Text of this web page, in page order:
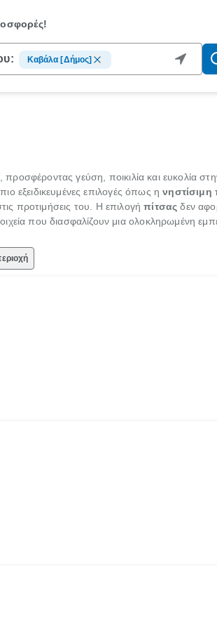
Καβάλα [Δήμος]
προσφέροντας γεύση, ποικιλία και ευκολία
πιο εξειδικευμένες επιλογές όπως ηνηστίσιμη
προτιμήσεις του. Η επιλογήπίτσας δεν
που διασφαλίζουν μια ολοκληρωμένη